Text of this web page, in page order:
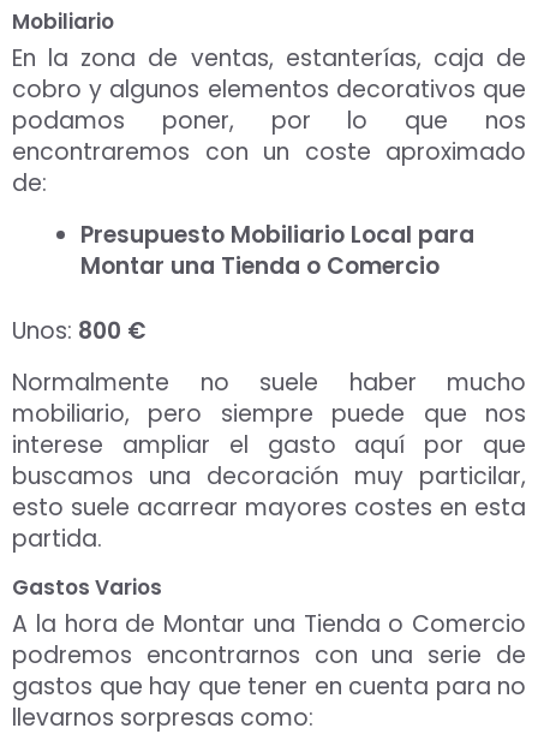
Mobiliario
En la zona de ventas, estanterías, caja de
cobro y algunos elementos decorativos que
podamos poner, por lo que nos
encontraremos con un coste aproximado
de:
Presupuesto Mobiliario Local para
Montar una Tienda o Comercio
Unos: 800 €
Normalmente no suele haber mucho
mobiliario, pero siempre puede que nos
interese ampliar el gasto aquí por que
buscamos una decoración muy particilar,
esto suele acarrear mayores costes en esta
partida.
Gastos Varios
A la hora de Montar una Tienda o Comercio
podremos encontrarnos con una serie de
gastos que hay que tener en cuenta para no
llevarnos sorpresas como: